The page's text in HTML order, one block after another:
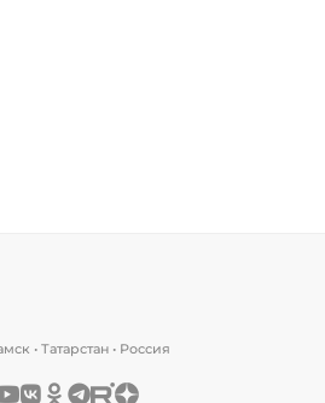
• Татарстан • Россия